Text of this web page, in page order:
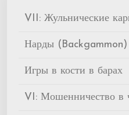
VII: Жульнические
Нарды (Backgammon)
Игры в кости в барах
VI: Мошенничество в